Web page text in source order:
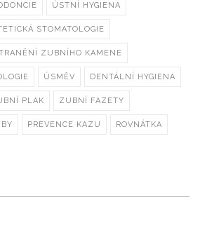
ÚSTNÍ HYGIENA
STOMATOLOGIE
ZUBNÍHO KAMENE
ÚSMĚV DENTÁLNÍ HYGIENA
PLAK ZUBNÍ FAZETY
PREVENCE KAZU ROVNÁTKA